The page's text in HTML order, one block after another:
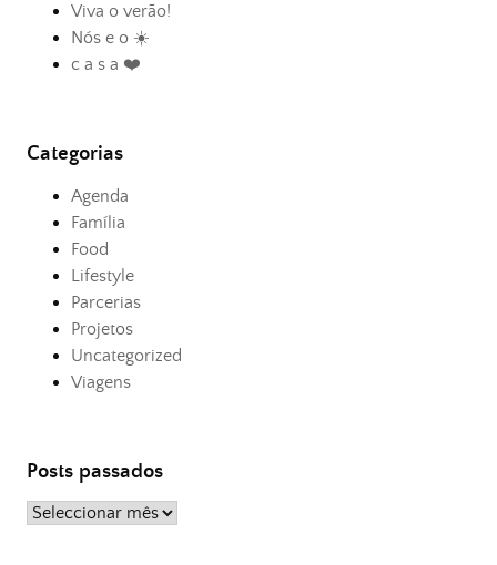
Viva o verão!
Nós e o ☀️
c a s a ❤️
Categorias
Agenda
Família
Food
Lifestyle
Parcerias
Projetos
Uncategorized
Viagens
Posts passados
Posts